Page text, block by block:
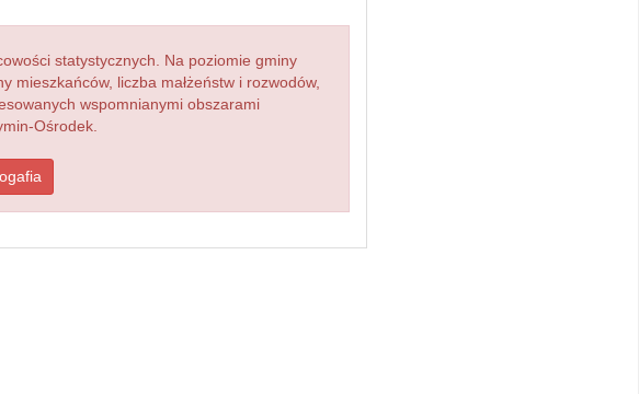
statystycznych. Na poziomie gminy
mieszkańców, liczba małżeństw i rozwodów,
wspomnianymi obszarami
Ośrodek.